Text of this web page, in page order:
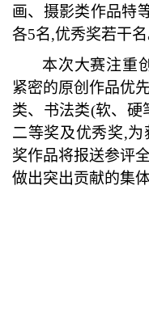
画、摄影类作品特
各5名,优秀奖若干名
本次大赛注重
紧密的原创作品优
类、书法类(软、硬
二等奖及优秀奖,
奖作品将报送参评
做出突出贡献的集